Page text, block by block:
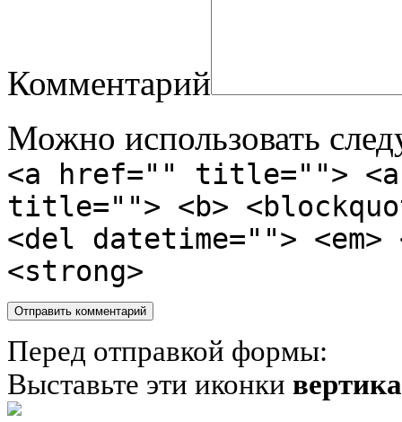
Комментарий
Можно использовать
<a href="" title="">
title=""> <b>
<del datetime="">
<strong>
Перед отправкой формы:
Выставьте эти иконки